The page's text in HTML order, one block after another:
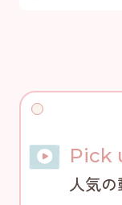
Pick
人気の